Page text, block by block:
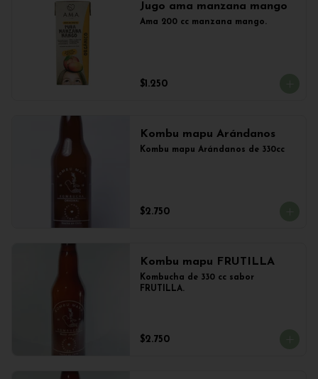
Jugo ama manzana mango
Ama 200 cc manzana mango.
$1.250
Kombu mapu Arándanos
Kombu mapu Arándanos de 330cc
$2.750
Kombu mapu FRUTILLA
Kombucha de 330 cc sabor
FRUTILLA.
$2.750